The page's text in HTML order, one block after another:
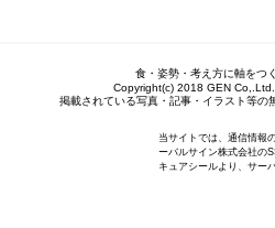
食・姿勢・考え方に軸をつ
Copyright(c) 2018 GEN
掲載されている写真・記事・イラスト等の
当サイトでは、通信情報
ーバルサイン株式会社の
キュアシールより、サー